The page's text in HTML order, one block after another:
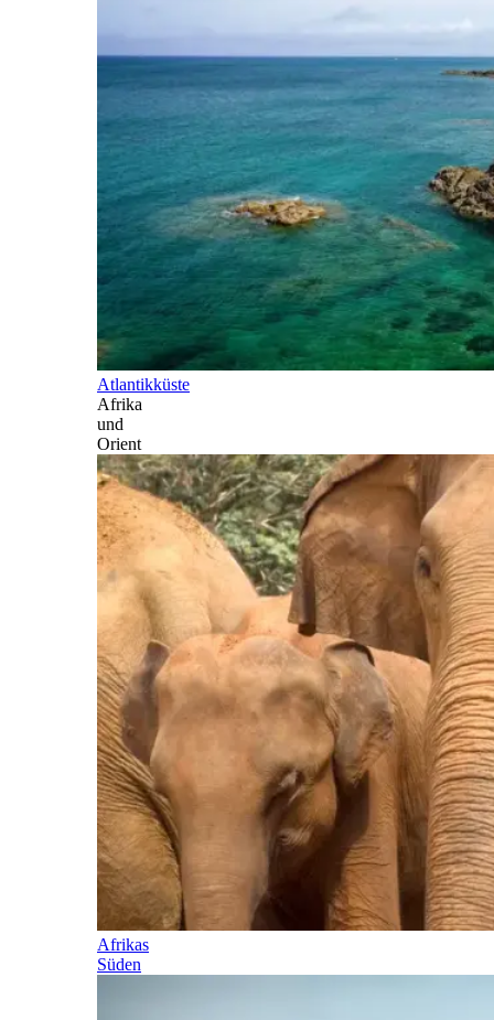
Atlantikküste
Afrika
und
Orient
Afrikas
Süden